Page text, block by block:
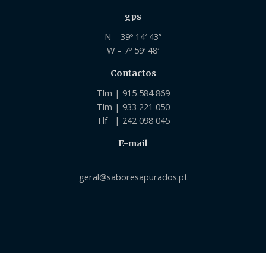
gps
N – 39º 14′ 43”
W – 7º 59′ 48′
Contactos
Tlm | 915 584 869
Tlm | 933 221 050
Tlf | 242 098 045
E-mail
geral@saboresapurados.pt